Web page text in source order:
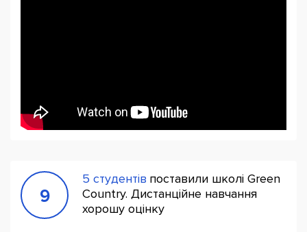
9
5 студентів поставили школі Green
Country. Дистанційне навчання
хорошу оцінку